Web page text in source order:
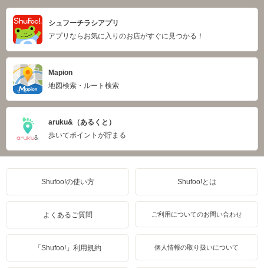
シュフーチラシアプリ
アプリならお気に入りのお店がすぐに見つかる！
Mapion
地図検索・ルート検索
aruku&（あるくと）
歩いてポイントが貯まる
Shufoo!の使い方 Shufoo!とは
よくあるご質問 ご利用についてのお問い合わせ
「Shufoo!」利用規約 個人情報の取り扱いについて